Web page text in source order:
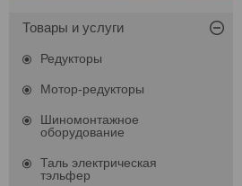
Товары и услуги
Редукторы
Мотор-редукторы
Шиномонтажное
оборудование
Таль электрическая
тэльфер